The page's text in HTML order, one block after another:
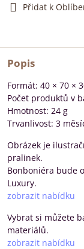
Přidat k
Popis
Formát: 40 × 70 ×
Počet produktů v
Hmotnost: 24 g
Trvanlivost: 3
Obrázek je
pralinek.
Bonboniéra bude
Luxury.
zobrazit nabídku
Vybrat si můžete
materiálů.
zobrazit nabídku